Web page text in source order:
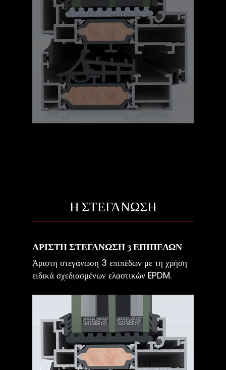
Η ΣΤΕΓΑΝΩΣΗ
ΑΡΙΣΤΗ ΣΤΕΓΑΝΩΣΗ 3 ΕΠΙΠΕΔΩΝ
Άριστη στεγάνωση 3 επιπέδων με τη χρήση
ειδικά σχεδιασμένων ελαστικών EPDM.